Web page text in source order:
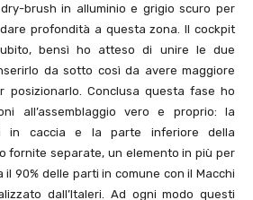
brush in alluminio e grigio scuro per
profondità a questa zona. Il cockpit
bensì ho atteso di unire le due
da sotto così da avere maggiore
posizionarlo. Conclusa questa fase ho
all’assemblaggio vero e proprio: la
in caccia e la parte inferiore della
fornite separate, un elemento in più per
90% delle parti in comune con il Macchi
dall’Italeri. Ad ogni modo questi